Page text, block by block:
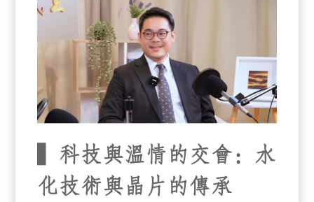
▍科技與溫情的交會：水
化技術與晶片的傳承